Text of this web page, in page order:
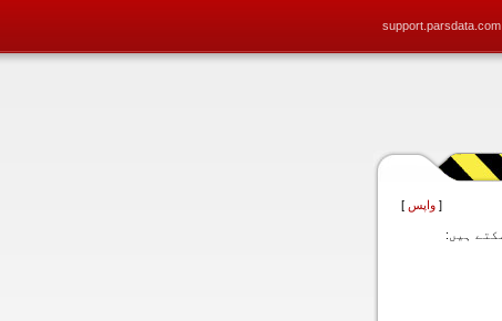
support.parsdata.com
[ واپس ]